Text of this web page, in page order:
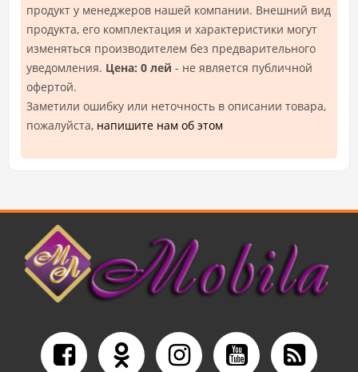
продукт у менеджеров нашей компании. Внешний вид
продукта, его комплектация и характеристики могут
изменяться производителем без предварительного
уведомления. Цена: 0 лей - не является публичной
офертой.
Заметили ошибку или неточность в описании товара,
пожалуйста, напишите нам об этом